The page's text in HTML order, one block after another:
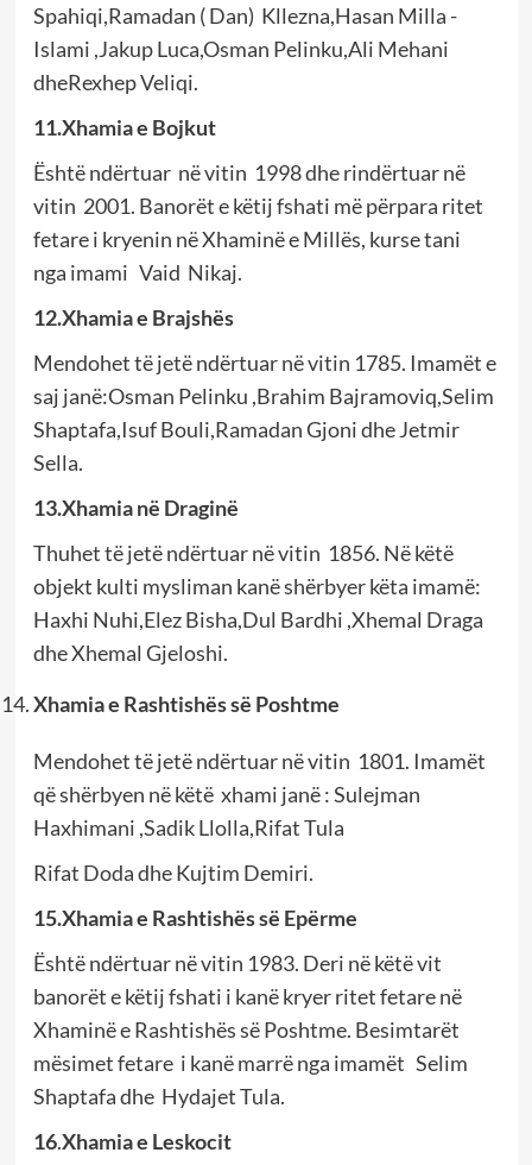
Spahiqi,Ramadan ( Dan) Kllezna,Hasan Milla -
Islami ,Jakup Luca,Osman Pelinku,Ali Mehani
dheRexhep Veliqi.
11.Xhamia e Bojkut
Është ndërtuar në vitin 1998 dhe rindërtuar në
vitin 2001. Banorët e këtij fshati më përpara ritet
fetare i kryenin në Xhaminë e Millës, kurse tani
nga imami Vaid Nikaj.
12.Xhamia e Brajshës
Mendohet të jetë ndërtuar në vitin 1785. Imamët e
saj janë:Osman Pelinku ,Brahim Bajramoviq,Selim
Shaptafa,Isuf Bouli,Ramadan Gjoni dhe Jetmir
Sella.
13.Xhamia në Draginë
Thuhet të jetë ndërtuar në vitin 1856. Në këtë
objekt kulti mysliman kanë shërbyer këta imamë:
Haxhi Nuhi,Elez Bisha,Dul Bardhi ,Xhemal Draga
dhe Xhemal Gjeloshi.
Xhamia e Rashtishës së Poshtme
Mendohet të jetë ndërtuar në vitin 1801. Imamët
që shërbyen në këtë xhami janë : Sulejman
Haxhimani ,Sadik Llolla,Rifat Tula
Rifat Doda dhe Kujtim Demiri.
15.Xhamia e Rashtishës së Epërme
Është ndërtuar në vitin 1983. Deri në këtë vit
banorët e këtij fshati i kanë kryer ritet fetare në
Xhaminë e Rashtishës së Poshtme. Besimtarët
mësimet fetare i kanë marrë nga imamët Selim
Shaptafa dhe Hydajet Tula.
16.Xhamia e Leskocit